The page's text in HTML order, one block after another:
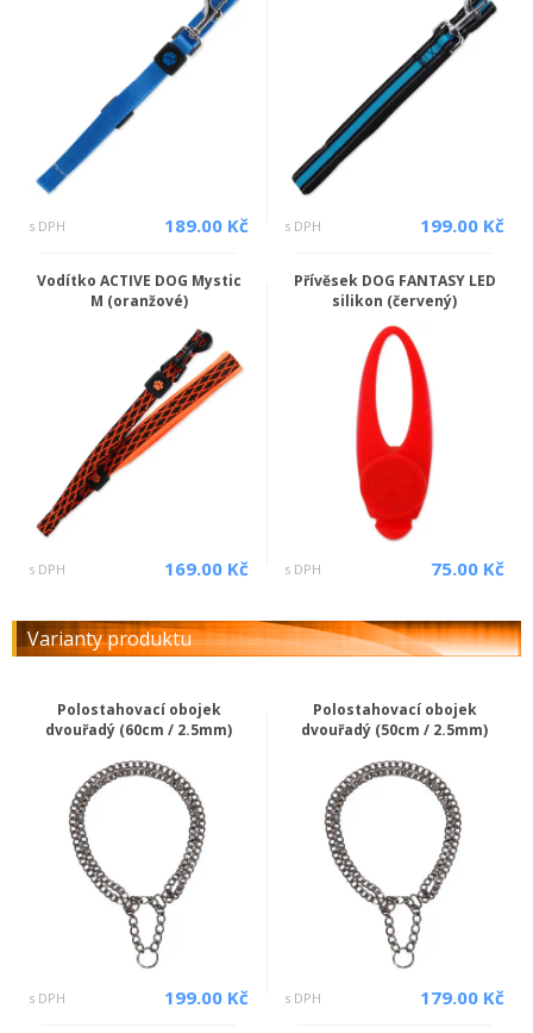
s DPH 189.00 Kč s DPH 199.00 Kč
Vodítko ACTIVE DOG Mystic
M (oranžové)
s DPH 169.00 Kč
Přívěsek DOG FANTASY LED
silikon (červený)
s DPH 75.00 Kč
Varianty produktu
Polostahovací obojek
dvouřadý (60cm / 2.5mm)
s DPH 199.00 Kč
Polostahovací obojek
dvouřadý (50cm / 2.5mm)
s DPH 179.00 Kč